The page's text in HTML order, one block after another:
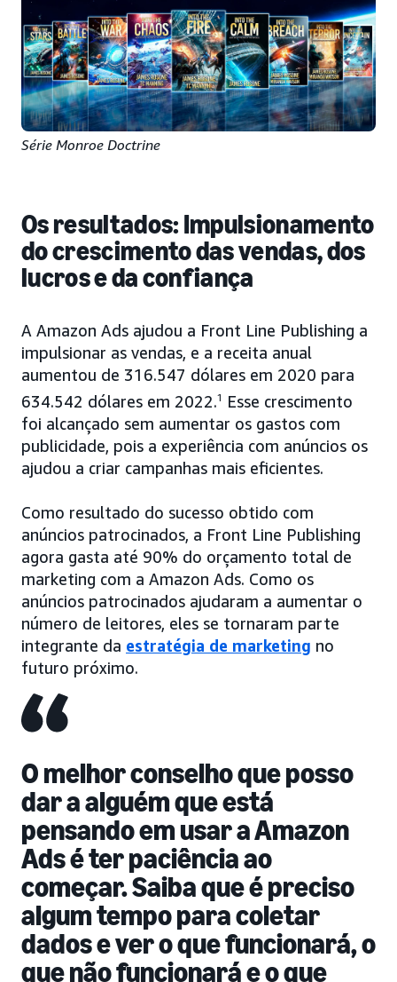
Série Monroe Doctrine
Os resultados: Impulsionamento
do crescimento das vendas, dos
lucros e da confiança
A Amazon Ads ajudou a Front Line Publishing a
impulsionar as vendas, e a receita anual
aumentou de 316.547 dólares em 2020 para
634.542 dólares em 2022.1
Esse crescimento
foi alcançado sem aumentar os gastos com
publicidade, pois a experiência com anúncios os
ajudou a criar campanhas mais eficientes.
Como resultado do sucesso obtido com
anúncios patrocinados, a Front Line Publishing
agora gasta até 90% do orçamento total de
marketing com a Amazon Ads. Como os
anúncios patrocinados ajudaram a aumentar o
número de leitores, eles se tornaram parte
integrante da estratégia de marketing no
futuro próximo.
O melhor conselho que posso
dar a alguém que está
pensando em usar a Amazon
Ads é ter paciência ao
começar. Saiba que é preciso
algum tempo para coletar
dados e ver o que funcionará, o
que não funcionará e o que